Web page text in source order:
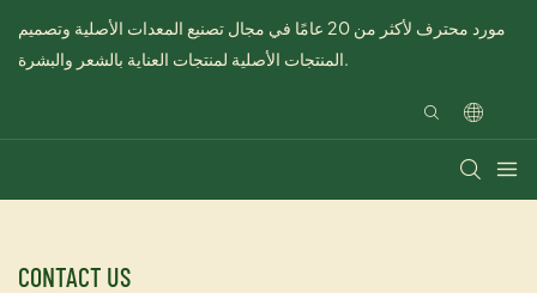
مورد محترف لأكثر من 20 عامًا في مجال تصنيع المعدات الأصلية وتصميم
المنتجات الأصلية لمنتجات العناية بالشعر والبشرة.
CONTACT US